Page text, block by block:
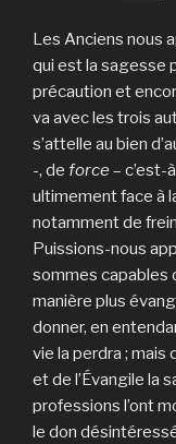
Les Anciens nous
qui est la sagesse
précaution et
va avec les trois
s’attelle au bien
-, de force – c’est-
ultimement face à
notamment de
Puissions-nous
sommes capables
manière plus
donner, en
vie la perdra ; mais
et de l’Évangile la
professions l’ont
le don